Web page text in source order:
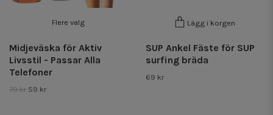
Flere valg
Midjeväska för Aktiv
Livsstil - Passar Alla
Telefoner
79 kr 59 kr
Lägg i korgen
SUP Ankel Fäste för SUP
surfing bräda
69 kr